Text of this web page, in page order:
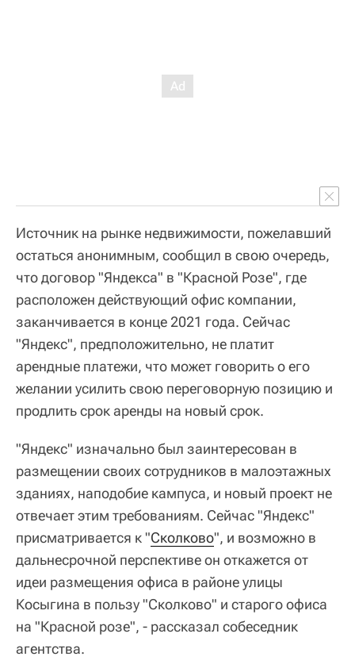
Источник на рынке недвижимости, пожелавший
остаться анонимным, сообщил в свою очередь,
что договор "Яндекса" в "Красной Розе", где
расположен действующий офис компании,
заканчивается в конце 2021 года. Сейчас
"Яндекс", предположительно, не платит
арендные платежи, что может говорить о его
желании усилить свою переговорную позицию и
продлить срок аренды на новый срок.
"Яндекс" изначально был заинтересован в
размещении своих сотрудников в малоэтажных
зданиях, наподобие кампуса, и новый проект не
отвечает этим требованиям. Сейчас "Яндекс"
присматривается к "Сколково", и возможно в
дальнесрочной перспективе он откажется от
идеи размещения офиса в районе улицы
Косыгина в пользу "Сколково" и старого офиса
на "Красной розе", - рассказал собеседник
агентства.